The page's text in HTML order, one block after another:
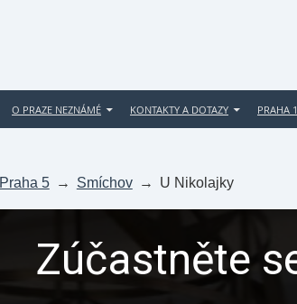
O PRAZE NEZNÁMÉ KONTAKTY A DOTAZY PRAHA 1
Praha 5 → Smíchov → U Nikolajky
Zúčastněte